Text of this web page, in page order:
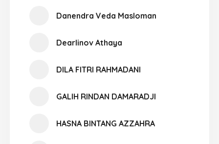
Danendra Veda Masloman
Dearlinov Athaya
DILA FITRI RAHMADANI
GALIH RINDAN DAMARADJI
HASNA BINTANG AZZAHRA